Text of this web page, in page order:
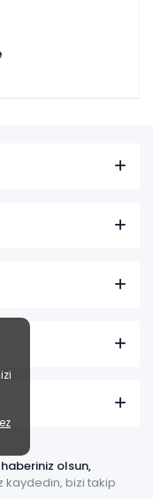
olsun,
kaydedin, bizi takip